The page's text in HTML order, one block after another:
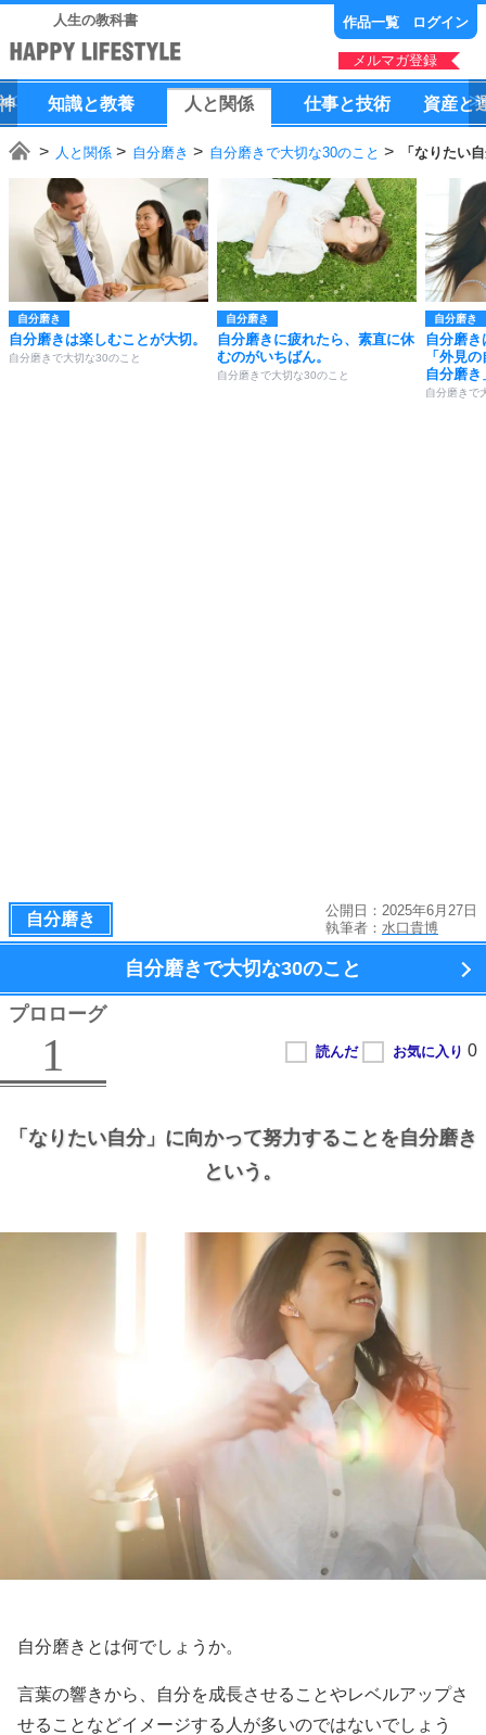
人生の教科書 作品一覧 ログイン
メルマガ登録
知識と教養 人 と 関係 仕事と技術 資産と
人と関係 自分磨き 自分磨きで大切な30のこと 「なりたい
自分磨き
自分磨きは楽しむことが大切。
自分磨きで大切な30のこと
自分磨き
自分磨きに疲れたら、素直に休
むのがいちばん。
自分磨きで大切な30のこと
自分磨き
自分磨き
「外見
自分磨き
自分磨きで
自分磨き
公開日：2025年6月27日
執筆者： 水口貴博
自分磨きで大切な30のこと
プロローグ
1
「なりたい自分」に向かって努力することを自分磨き
という。
自分磨きとは何でしょうか。
言葉の響きから、自分を成長させることやレベルアップさ
せることなどイメージする人が多いのではないでしょう